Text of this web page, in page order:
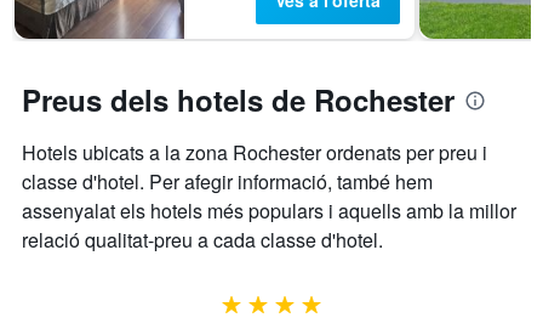
Preus dels hotels de Rochester
Hotels ubicats a la zona Rochester ordenats per preu i
classe d'hotel. Per afegir informació, també hem
assenyalat els hotels més populars i aquells amb la millor
relació qualitat-preu a cada classe d'hotel.
4 estrelles